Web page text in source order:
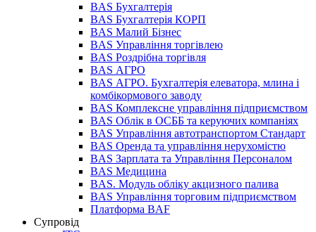
BAS Бухгалтерія
BAS Бухгалтерія КОРП
BAS Малий Бізнес
BAS Управління торгівлею
BAS Роздрібна торгівля
BAS АГРО
BAS АГРО. Бухгалтерія елеватора, млина і
комбікормового заводу
BAS Комплексне управління підприємством
BAS Облік в ОСББ та керуючих компаніях
BAS Управління автотранспортом Стандарт
BAS Оренда та управління нерухомістю
BAS Зарплата та Управління Персоналом
BAS Медицина
BAS. Модуль обліку акцизного палива
BAS Управління торговим підприємством
Платформа BAF
Супровід